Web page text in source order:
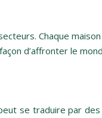
Chaque
d’affronter le
se traduire par